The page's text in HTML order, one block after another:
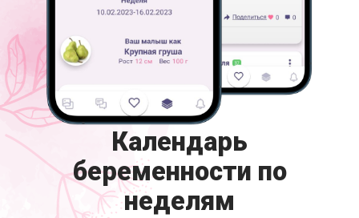
Календарь
беременности по
неделям